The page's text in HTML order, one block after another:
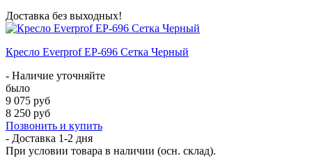
Доставка без выходных!
Кресло Everprof EP-696 Сетка Черный
- Наличие уточняйте
было
9 075 руб
8 250 руб
Позвонить и купить
- Доставка 1-2 дня
При условии товара в наличии (осн. склад).